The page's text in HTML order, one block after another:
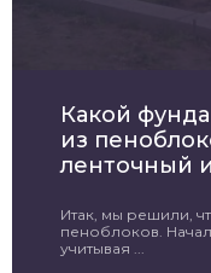
Какой
из
ленточный
Итак, мы решили,
пеноблоков.
учитывая ...